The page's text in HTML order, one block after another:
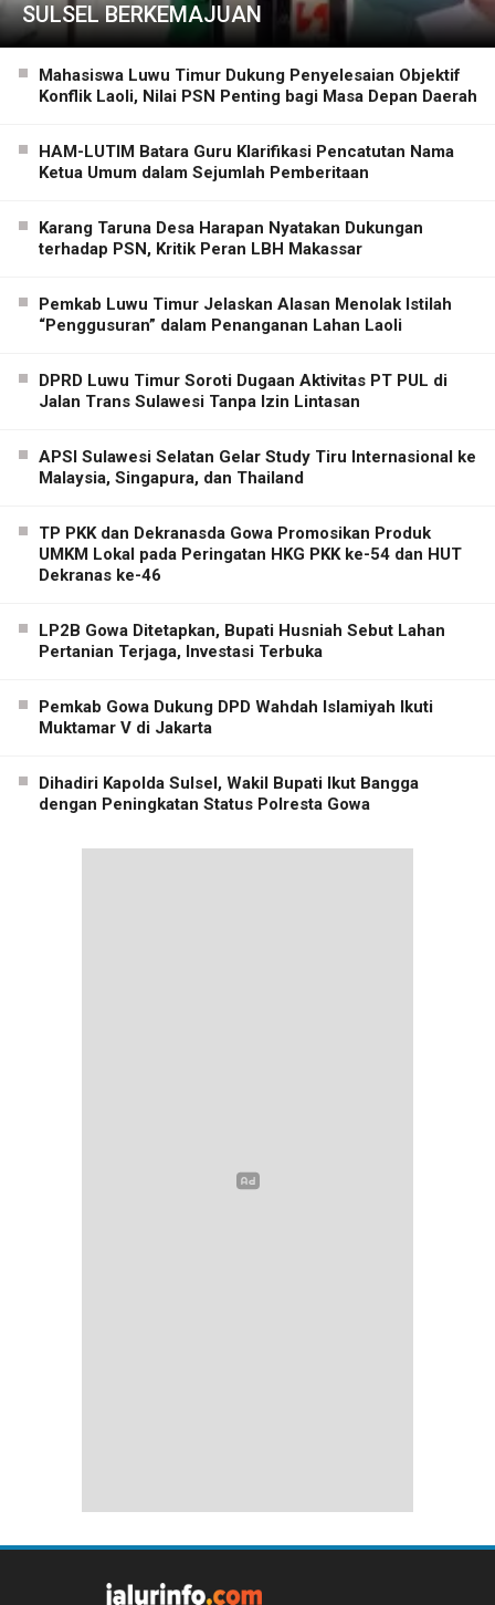
SULSEL BERKEMAJUAN
Mahasiswa Luwu Timur Dukung Penyelesaian Objektif
Konflik Laoli, Nilai PSN Penting bagi Masa Depan Daerah
HAM-LUTIM Batara Guru Klarifikasi Pencatutan Nama
Ketua Umum dalam Sejumlah Pemberitaan
Karang Taruna Desa Harapan Nyatakan Dukungan
terhadap PSN, Kritik Peran LBH Makassar
Pemkab Luwu Timur Jelaskan Alasan Menolak Istilah
“Penggusuran” dalam Penanganan Lahan Laoli
DPRD Luwu Timur Soroti Dugaan Aktivitas PT PUL di
Jalan Trans Sulawesi Tanpa Izin Lintasan
APSI Sulawesi Selatan Gelar Study Tiru Internasional ke
Malaysia, Singapura, dan Thailand
TP PKK dan Dekranasda Gowa Promosikan Produk
UMKM Lokal pada Peringatan HKG PKK ke-54 dan HUT
Dekranas ke-46
LP2B Gowa Ditetapkan, Bupati Husniah Sebut Lahan
Pertanian Terjaga, Investasi Terbuka
Pemkab Gowa Dukung DPD Wahdah Islamiyah Ikuti
Muktamar V di Jakarta
Dihadiri Kapolda Sulsel, Wakil Bupati Ikut Bangga
dengan Peningkatan Status Polresta Gowa